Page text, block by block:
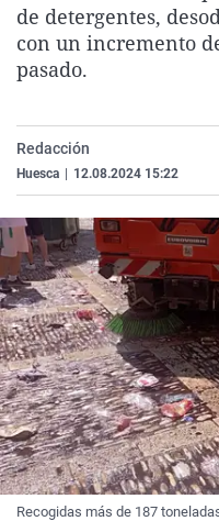
de detergentes,
con un incremento
pasado.
Redacción
Huesca 12.08.2024 15:22
Recogidas más de 187